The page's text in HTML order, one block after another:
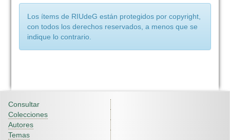
Los ítems de RIUdeG están protegidos por copyright,
con todos los derechos reservados, a menos que se
indique lo contrario.
Consultar
Colecciones
Autores
Temas